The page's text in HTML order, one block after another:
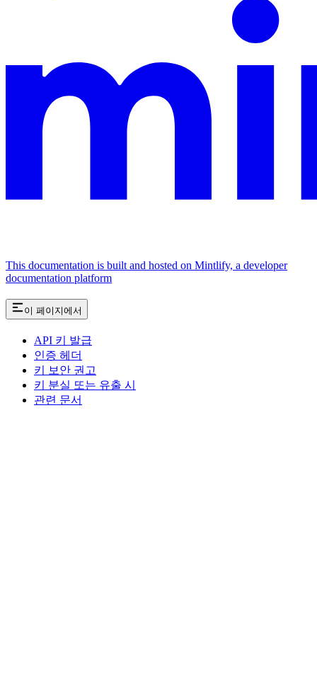
This documentation is built and hosted on Mintlify, a developer
documentation platform
이 페이지에서
API 키 발급
인증 헤더
키 보안 권고
키 분실 또는 유출 시
관련 문서